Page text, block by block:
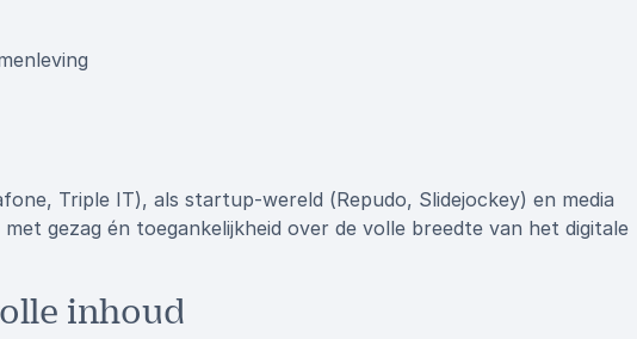
Triple IT), als startup-wereld (Repudo, Slidejockey) en media
gezag én toegankelijkheid over de volle breedte van het digitale
inhoud